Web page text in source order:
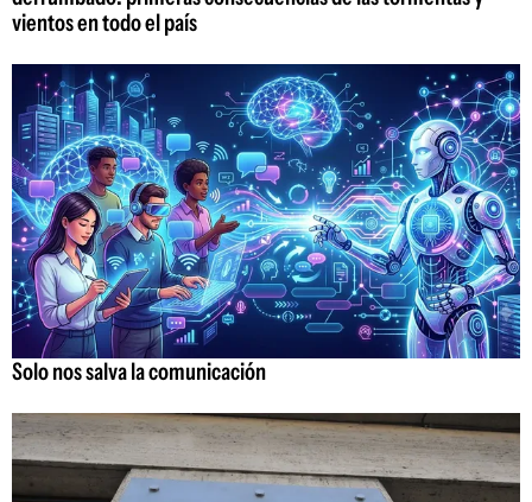
vientos en todo el país
Solo nos salva la comunicación